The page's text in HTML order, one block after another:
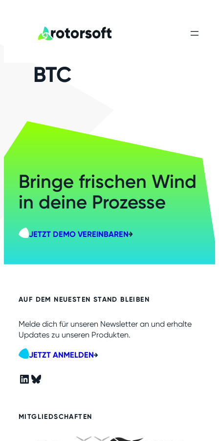
BTC
Bringe frischen Wind
in deine Prozesse
JETZT DEMO VEREINBAREN
AUF DEM NEUESTEN STAND BLEIBEN
Melde dich für unseren Newsletter an und erhalte
Updates zu unseren Produkten.
JETZT ANMELDEN
LinkedIn Bluesky
MITGLIEDSCHAFTEN